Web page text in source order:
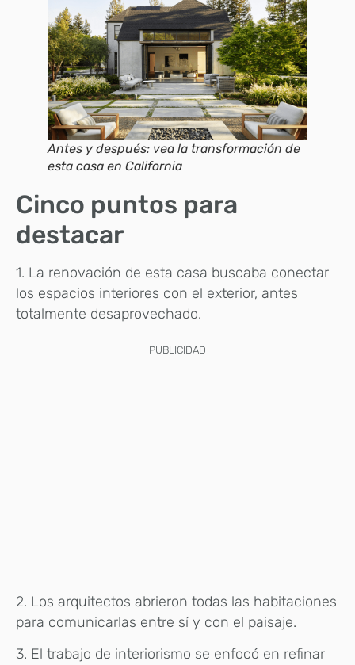
Antes y después: vea la transformación de
esta casa en California
Cinco puntos para
destacar
1. La renovación de esta casa buscaba conectar
los espacios interiores con el exterior, antes
totalmente desaprovechado.
PUBLICIDAD
2. Los arquitectos abrieron todas las habitaciones
para comunicarlas entre sí y con el paisaje.
3. El trabajo de interiorismo se enfocó en refinar